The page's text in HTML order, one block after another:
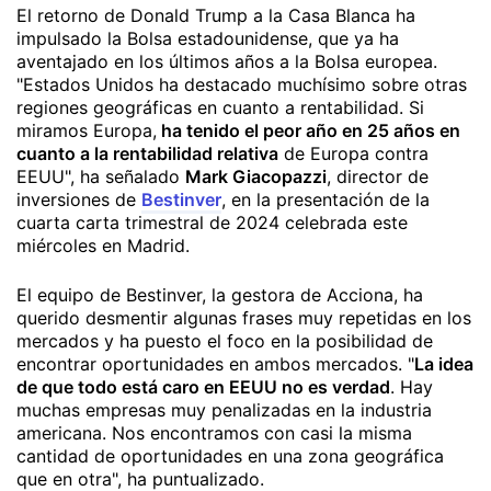
El retorno de Donald Trump a la Casa Blanca ha
impulsado la Bolsa estadounidense, que ya ha
aventajado en los últimos años a la Bolsa europea.
"Estados Unidos ha destacado muchísimo sobre otras
regiones geográficas en cuanto a rentabilidad. Si
miramos Europa, ha tenido el peor año en 25 años en
cuanto a la rentabilidad relativa de Europa contra
EEUU", ha señalado Mark Giacopazzi, director de
inversiones de Bestinver, en la presentación de la
cuarta carta trimestral de 2024 celebrada este
miércoles en Madrid.
El equipo de Bestinver, la gestora de Acciona, ha
querido desmentir algunas frases muy repetidas en los
mercados y ha puesto el foco en la posibilidad de
encontrar oportunidades en ambos mercados. "La idea
de que todo está caro en EEUU no es verdad. Hay
muchas empresas muy penalizadas en la industria
americana. Nos encontramos con casi la misma
cantidad de oportunidades en una zona geográfica
que en otra", ha puntualizado.